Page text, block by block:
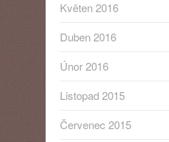
Květen 2016
Duben 2016
Únor 2016
Listopad 2015
Červenec 2015